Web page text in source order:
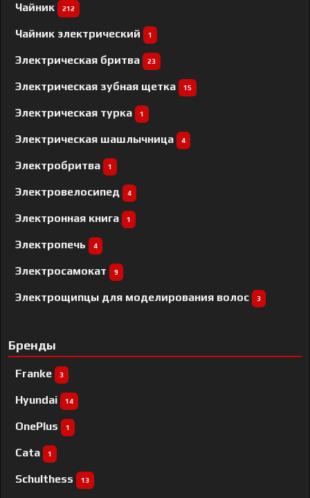
Чайник 212
Чайник электрический 1
Электрическая бритва 23
Электрическая зубная щетка 15
Электрическая турка 1
Электрическая шашлычница 4
Электробритва 1
Электровелосипед 4
Электронная книга 1
Электропечь 4
Электросамокат 9
Электрощипцы для моделирования волос 3
Бренды
Franke 3
Hyundai 14
OnePlus 1
Cata 1
Schulthess 13